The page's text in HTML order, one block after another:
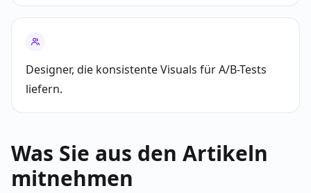
Designer, die konsistente Visuals für A/B-Tests
liefern.
Was Sie aus den Artikeln
mitnehmen